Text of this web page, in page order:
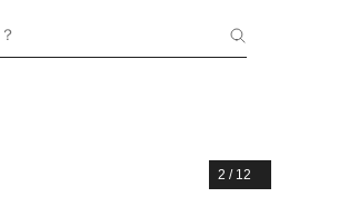
2 / 12